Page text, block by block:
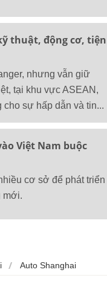
thuật, động cơ, tiện
nhưng vẫn giữ
tại khu vực ASEAN,
cho sự hấp dẫn và tin...
Việt Nam buộc
cơ sở để phát triển
mới.
Auto Shanghai